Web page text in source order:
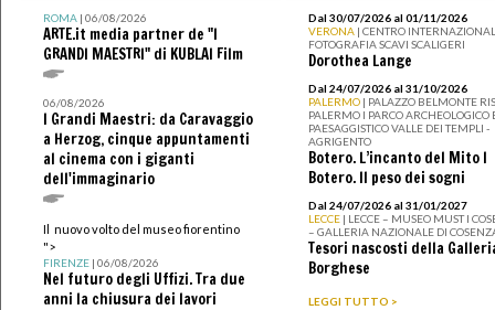
ROMA| 06/08/2026
ARTE.it media partner de "I
GRANDI MAESTRI" di KUBLAI Film
06/08/2026
I Grandi Maestri: da Caravaggio
a Herzog, cinque appuntamenti
al cinema con i giganti
dell'immaginario
Il nuovo volto del museo fiorentino
">
FIRENZE| 06/08/2026
Nel futuro degli Uffizi. Tra due
anni la chiusura dei lavori
Dal 30/07/2026 al 01/11/2026
VERONA | CENTRO
FOTOGRAFIA SCAVI SCALIGERI
Dorothea Lange
Dal 24/07/2026 al 31/10/2026
PALERMO | PALAZZO BELMONTE
PALERMO I PARCO ARCHEOLOGICO
PAESAGGISTICO VALLE DEI TEMPLI -
AGRIGENTO
Botero. L’incanto del Mito I
Botero. Il peso dei sogni
Dal 24/07/2026 al 31/01/2027
LECCE | LECCE – MUSEO MUST I
– GALLERIA NAZIONALE DI
Tesori nascosti della
Borghese
LEGGI TUTTO >